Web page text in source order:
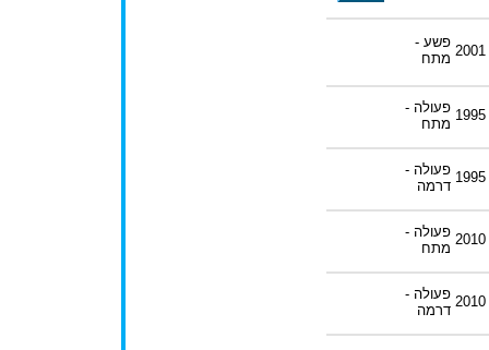
2001
פשע -
מתח
1995 פעולה -
מתח
1995 פעולה -
דרמה
2010 פעולה -
מתח
2010 פעולה -
דרמה